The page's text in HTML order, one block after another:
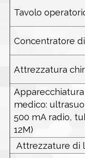
Tavolo
Concentratore
Attrezzatura
medico:
500 mA radio,
12M)
Attrezzature di